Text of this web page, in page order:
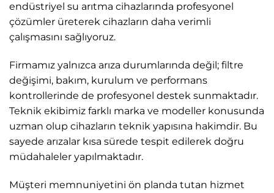
endüstriyel su arıtma cihazlarında profesyonel
çözümler üreterek cihazların daha verimli
çalışmasını sağlıyoruz.
Firmamız yalnızca arıza durumlarında değil; filtre
değişimi, bakım, kurulum ve performans
kontrollerinde de profesyonel destek sunmaktadır.
Teknik ekibimiz farklı marka ve modeller konusunda
uzman olup cihazların teknik yapısına hakimdir. Bu
sayede arızalar kısa sürede tespit edilerek doğru
müdahaleler yapılmaktadır.
Müşteri memnuniyetini ön planda tutan hizmet